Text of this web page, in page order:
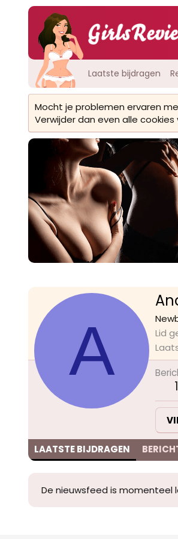
Laatste bijdragen
Mocht je problemen ervaren
Verwijder dan even alle
A
Lid
1
LAATSTE BIJDRAGEN
De nieuwsfeed is momenteel